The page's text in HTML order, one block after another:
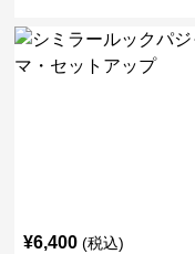
¥6,400 (税込)